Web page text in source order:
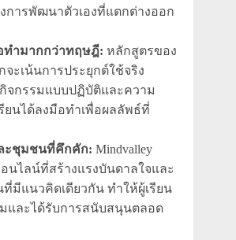
งการพัฒนาตัวเองที่แตกต่างออก
ทำมากกว่าทฤษฎี: หลักสูตรของ
จะเน้นการประยุกต์ใช้จริง
จกรรมแบบปฏิบัติและความ
ยนได้ลงมือทำเพื่อผลลัพธ์ที่
ะชุมชนที่คึกคัก: Mindvalley
นไลน์ที่สร้างแรงบันดาลใจและ
ที่มีแนวคิดเดียวกัน ทำให้ผู้เรียน
และได้รับการสนับสนุนตลอด